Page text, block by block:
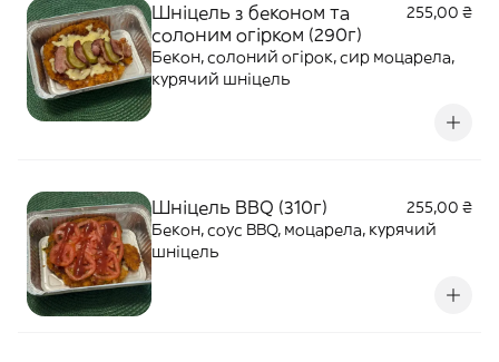
Шніцель з беконом та
солоним огірком (290г)
255,00 ₴
Бекон, солоний огірок, сир моцарела,
курячий шніцель
Шніцель BBQ (310г)
255,00 ₴
Бекон, соус BBQ, моцарела, курячий
шніцель